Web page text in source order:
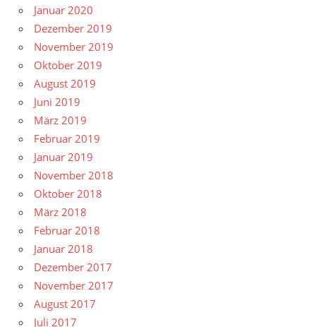
Januar 2020
Dezember 2019
November 2019
Oktober 2019
August 2019
Juni 2019
März 2019
Februar 2019
Januar 2019
November 2018
Oktober 2018
März 2018
Februar 2018
Januar 2018
Dezember 2017
November 2017
August 2017
Juli 2017